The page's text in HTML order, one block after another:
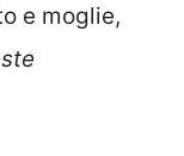
e moglie,